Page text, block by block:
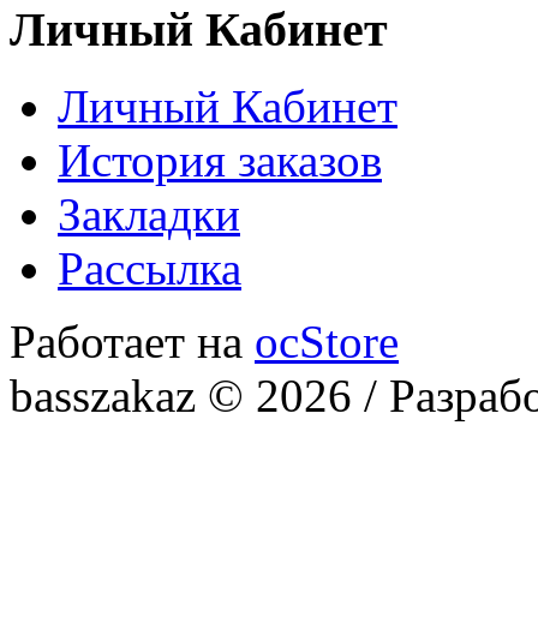
Личный Кабинет
Личный Кабинет
История заказов
Закладки
Рассылка
Работает на ocStore
basszakaz © 2026 /